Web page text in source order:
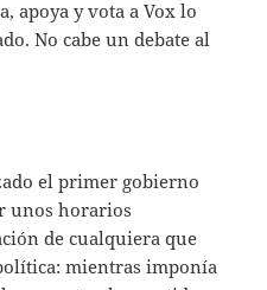
apoya y vota a Vox lo
No cabe un debate al
el primer gobierno
unos horarios
de cualquiera que
mientras imponía